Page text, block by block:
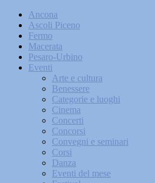
Ancona
Ascoli Piceno
Fermo
Macerata
Pesaro-Urbino
Eventi
Arte e cultura
Benessere
Categorie e luoghi
Cinema
Concerti
Concorsi
Convegni e seminari
Corsi
Danza
Eventi del mese